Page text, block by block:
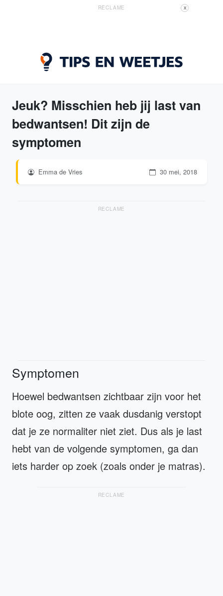
RECLAME X
Jeuk? Misschien heb jij last van
bedwantsen! Dit zijn de
symptomen
Emma de Vries 30 mei, 2018
RECLAME
Symptomen
Hoewel bedwantsen zichtbaar zijn voor het
blote oog, zitten ze vaak dusdanig verstopt
dat je ze normaliter niet ziet. Dus als je last
hebt van de volgende symptomen, ga dan
iets harder op zoek (zoals onder je matras).
RECLAME